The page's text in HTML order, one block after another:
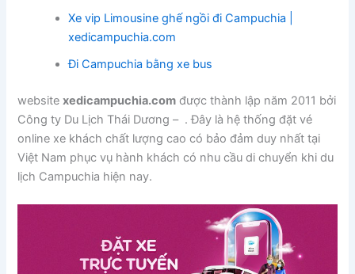
Xe vip Limousine ghế ngồi đi Campuchia |
xedicampuchia.com
Đi Campuchia bằng xe bus
websitexedicampuchia.com được thành lập năm 2011 bởi
Công ty Du Lịch Thái Dương – . Đây là hệ thống đặt vé
online xe khách chất lượng cao có bảo đảm duy nhất tại
Việt Nam phục vụ hành khách có nhu cầu di chuyển khi du
lịch Campuchia hiện nay.